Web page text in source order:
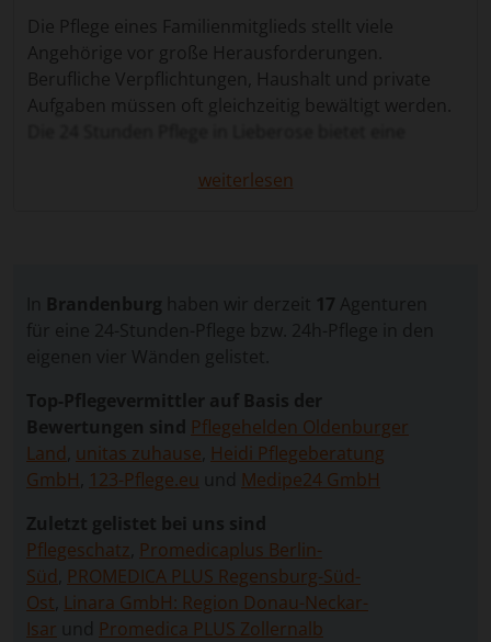
Die Pflege eines Familienmitglieds stellt viele
Angehörige vor große Herausforderungen.
Berufliche Verpflichtungen, Haushalt und private
Aufgaben müssen oft gleichzeitig bewältigt werden.
unterstützen rund um die Uhr, übernehmen
und Unterstützung erhalten.
Die häusliche Pflege ermöglicht, dass
ein Umfeld, das Sicherheit, Geborgenheit und
Selbstbestimmung bietet. Ein Umzug in ein
Pflegeheim ist nicht immer notwendig oder
gewünscht. Durch die 24-Stunden-Betreuung
können alltägliche Aktivitäten, medizinische
Versorgung und soziale Teilhabe gewährleistet
werden. Über unser Vergleichsportal können Sie
unkompliziert passende Betreuungskräfte finden.
Wir arbeiten mit erfahrenen Vermittlungsagenturen
weiterlesen
Brandenburg haben wir derzeit 17 Agenturen
für eine 24-Stunden-Pflege bzw. 24h-Pflege in den
eigenen vier Wänden gelistet.
Top-Pflegevermittler auf Basis der
Bewertungen sind Pflegehelden Oldenburger
Land unitas zuhause Heidi Pflegeberatung
GmbH 123-Pflege.eu und Medipe24 GmbH
Zuletzt gelistet bei uns sind
Pflegeschatz Promedicaplus Berlin-
Süd PROMEDICA PLUS Regensburg-Süd-
Ost Linara GmbH: Region Donau-Neckar-
Isar und Promedica PLUS Zollernalb